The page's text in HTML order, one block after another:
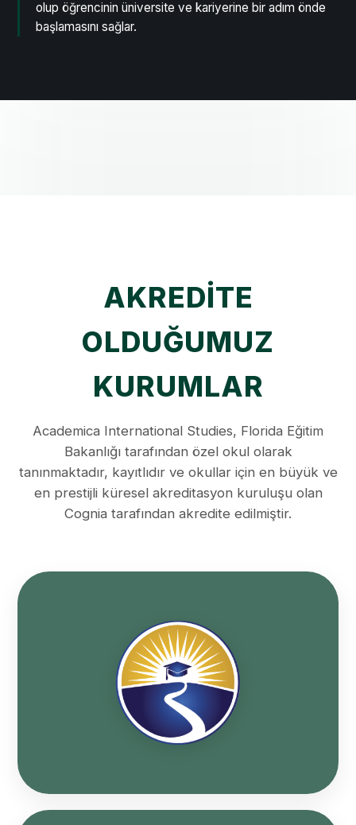
olup öğrencinin üniversite ve kariyerine bir adım önde
başlamasını sağlar.
AKREDITE
OLDUĞUMUZ
KURUMLAR
Academica International Studies, Florida Eğitim
Bakanlığı tarafından özel okul olarak
tanınmaktadır, kayıtlıdır ve okullar için en büyük ve
en prestijli küresel akreditasyon kuruluşu olan
Cognia tarafından akredite edilmiştir.